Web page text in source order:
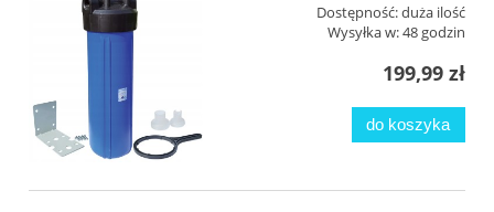
Dostępność:duża ilość
Wysyłka w:48 godzin
199,99 zł
do koszyka